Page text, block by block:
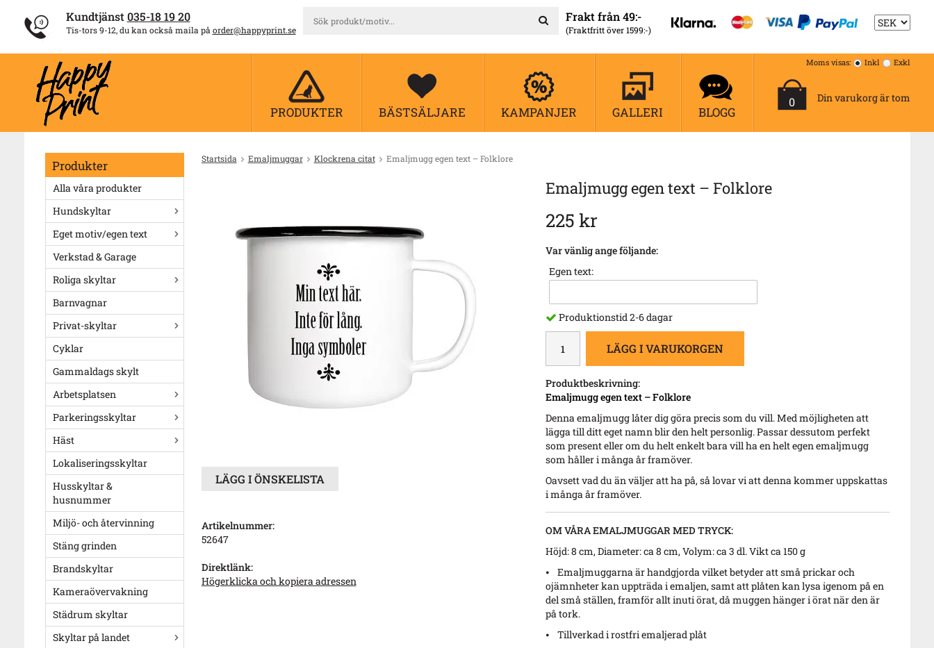
Kundtjänst 035-18 19 20
Tis-tors 9-12, du kan också maila på order@happyprint.se
Frakt från 49:-
(Fraktfritt över 1599:-)
PRODUKTER BÄSTSÄLJARE KAMPANJER GALLERI BLOGG
0 Din varukorg är tom
Moms visas: Inkl Exkl
Produkter
Alla våra produkter
Hundskyltar
Eget motiv/egen text
Verkstad & Garage
Roliga skyltar
Barnvagnar
Privat-skyltar
Cyklar
Gammaldags skylt
Arbetsplatsen
Parkeringsskyltar
Häst
Lokaliseringsskyltar
Husskyltar &
husnummer
Miljö- och återvinning
Stäng grinden
Brandskyltar
Kameraövervakning
Städrum skyltar
Skyltar på landet
Startsida Emaljmuggar Klockrena citat Emaljmugg egen text – Folklore
Emaljmugg egen text – Folklore
225 kr
Var vänlig ange följande:
Egen text:
Produktionstid 2-6 dagar
LÄGG I VARUKORGEN
Produktbeskrivning:
Emaljmugg egen text – Folklore
Denna emaljmugg låter dig göra precis som du vill. Med möjligheten att
lägga till ditt eget namn blir den helt personlig. Passar dessutom perfekt
som present eller om du helt enkelt bara vill ha en helt egen emaljmugg
som håller i många år framöver.
Oavsett vad du än väljer att ha på, så lovar vi att denna kommer uppskattas
i många år framöver.
OM VÅRA EMALJMUGGAR MED TRYCK:
Höjd: 8 cm, Diameter: ca 8 cm, Volym: ca 3 dl. Vikt ca 150 g
⦁ Emaljmuggarna är handgjorda vilket betyder att små prickar och
ojämnheter kan uppträda i emaljen, samt att plåten kan lysa igenom på en
del små ställen, framför allt inuti örat, då muggen hänger i örat när den är
på tork.
⦁ Tillverkad i rostfri emaljerad plåt
LÄGG I ÖNSKELISTA
Artikelnummer:
52647
Direktlänk:
Högerklicka och kopiera adressen